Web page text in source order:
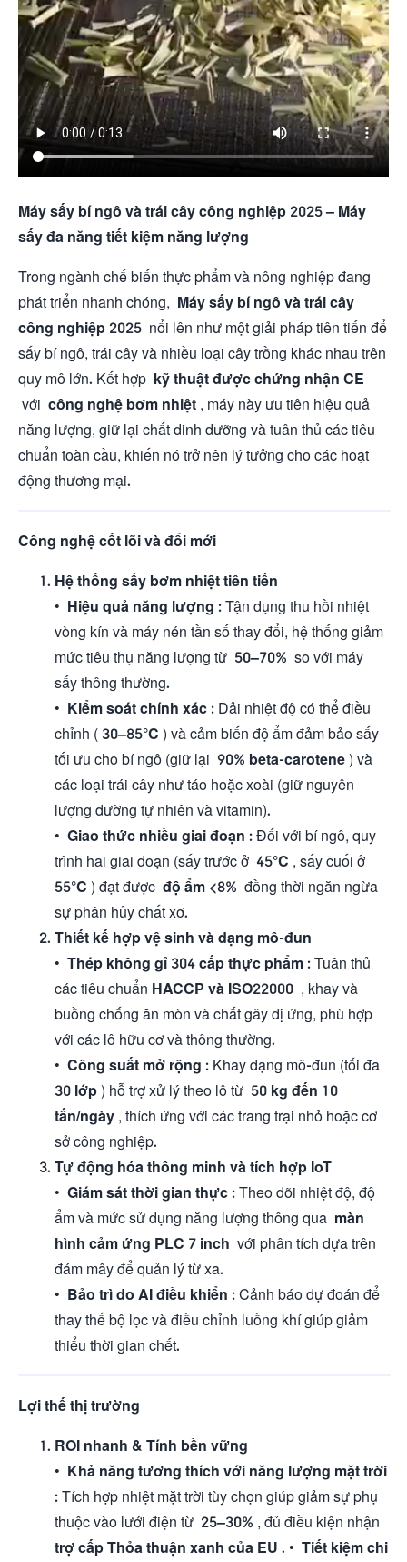
Máy sấy bí ngô và trái cây công nghiệp 2025 – Máy
sấy đa năng tiết kiệm năng lượng
Trong ngành chế biến thực phẩm và nông nghiệp đang
phát triển nhanh chóng, Máy sấy bí ngô và trái cây
công nghiệp 2025 nổi lên như một giải pháp tiên tiến để
sấy bí ngô, trái cây và nhiều loại cây trồng khác nhau trên
quy mô lớn. Kết hợp kỹ thuật được chứng nhận CE
với công nghệ bơm nhiệt , máy này ưu tiên hiệu quả
năng lượng, giữ lại chất dinh dưỡng và tuân thủ các tiêu
chuẩn toàn cầu, khiến nó trở nên lý tưởng cho các hoạt
động thương mại.
Công nghệ cốt lõi và đổi mới
Hệ thống sấy bơm nhiệt tiên tiến
• Hiệu quả năng lượng : Tận dụng thu hồi nhiệt
vòng kín và máy nén tần số thay đổi, hệ thống giảm
mức tiêu thụ năng lượng từ 50–70% so với máy
sấy thông thường.
• Kiểm soát chính xác : Dải nhiệt độ có thể điều
chỉnh ( 30–85°C ) và cảm biến độ ẩm đảm bảo sấy
tối ưu cho bí ngô (giữ lại 90% beta-carotene ) và
các loại trái cây như táo hoặc xoài (giữ nguyên
lượng đường tự nhiên và vitamin).
• Giao thức nhiều giai đoạn : Đối với bí ngô, quy
trình hai giai đoạn (sấy trước ở 45°C , sấy cuối ở
55°C ) đạt được độ ẩm <8% đồng thời ngăn ngừa
sự phân hủy chất xơ.
Thiết kế hợp vệ sinh và dạng mô-đun
• Thép không gỉ 304 cấp thực phẩm : Tuân thủ
các tiêu chuẩn HACCP và ISO22000 , khay và
buồng chống ăn mòn và chất gây dị ứng, phù hợp
với các lô hữu cơ và thông thường.
• Công suất mở rộng : Khay dạng mô-đun (tối đa
30 lớp ) hỗ trợ xử lý theo lô từ 50 kg đến 10
tấn/ngày , thích ứng với các trang trại nhỏ hoặc cơ
sở công nghiệp.
Tự động hóa thông minh và tích hợp IoT
• Giám sát thời gian thực : Theo dõi nhiệt độ, độ
ẩm và mức sử dụng năng lượng thông qua màn
hình cảm ứng PLC 7 inch với phân tích dựa trên
đám mây để quản lý từ xa.
• Bảo trì do AI điều khiển : Cảnh báo dự đoán để
thay thế bộ lọc và điều chỉnh luồng khí giúp giảm
thiểu thời gian chết.
Lợi thế thị trường
ROI nhanh & Tính bền vững
• Khả năng tương thích với năng lượng mặt trời
: Tích hợp nhiệt mặt trời tùy chọn giúp giảm sự phụ
thuộc vào lưới điện từ 25–30% , đủ điều kiện nhận
trợ cấp Thỏa thuận xanh của EU . • Tiết kiệm chi